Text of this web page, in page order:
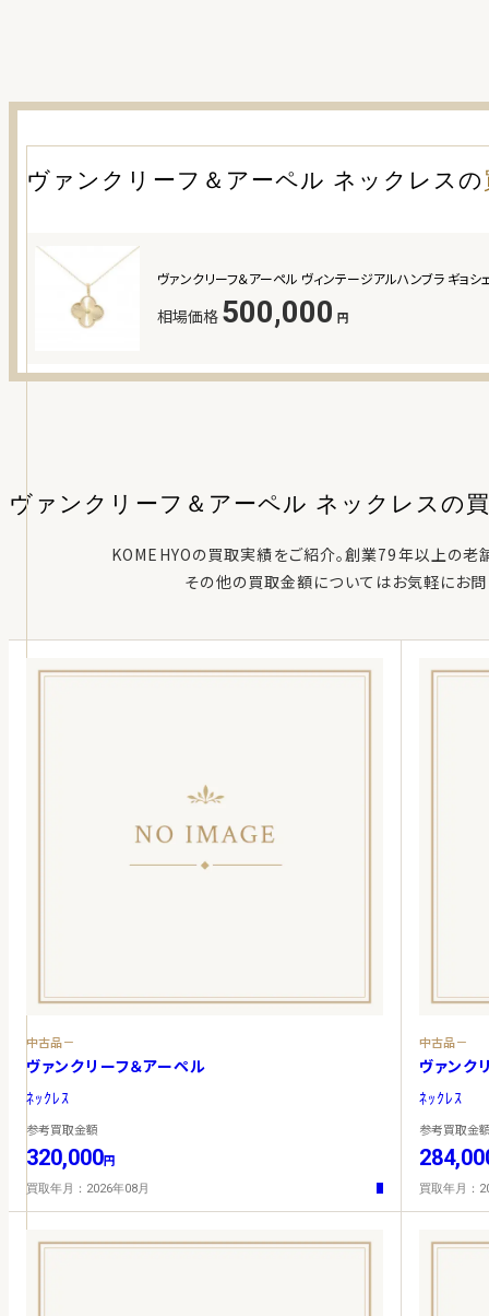
ヴァンクリーフ＆アーペル ネックレスの
ヴァンクリーフ＆アーペル ヴィンテージアルハンブラ ギョ
相場価格 500,000 円
ヴァンクリーフ＆アーペル ネックレスの
KOMEHYOの買取実績をご紹介。創業79年以上の老
その他の買取金額についてはお気軽にお問
中古品－
ヴァンクリーフ＆アーペル
ﾈｯｸﾚｽ
参考買取金額
320,000円
買取年月：2026年08月
中古品－
ヴァンク
ﾈｯｸﾚｽ
参考買取金
買取年月：